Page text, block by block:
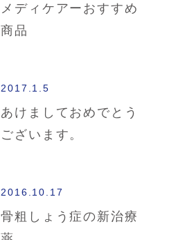
メディケアーおすすめ
商品
2017.1.5
あけましておめでとう
ございます。
2016.10.17
骨粗しょう症の新治療